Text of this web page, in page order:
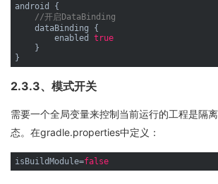
android {
//开启DataBinding
    dataBinding {
        enabled
true
    }
2.3.3、模式开关
需要一个全局变量来控制当前运行的工程是隔
态。在gradle.properties中定义：
isBuildModule=false